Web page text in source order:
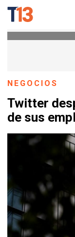
NEGOCIOS
Twitter
de sus